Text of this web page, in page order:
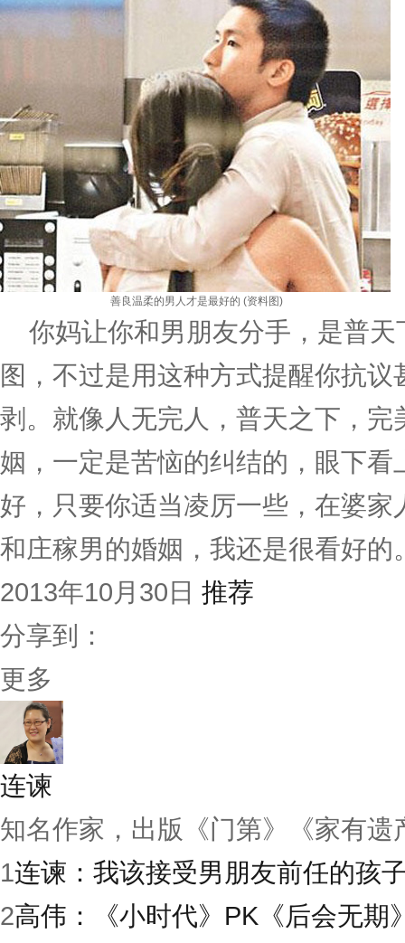
善良温柔的男人才是最好的 (资料图)
你妈让你和男朋友分手，是普天
图，不过是用这种方式提醒你抗
剥。就像人无完人，普天之下，
姻，一定是苦恼的纠结的，眼下
好，只要你适当凌厉一些，在婆
和庄稼男的婚姻，我还是很看好的
2013年10月30日 推荐
分享到：
更多
连谏
知名作家，出版《门第》《家有
1连谏：我该接受男朋友前任的孩
2高伟：《小时代》PK《后会无期